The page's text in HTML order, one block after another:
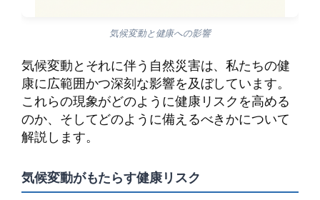
気候変動と健康への影響
気候変動とそれに伴う自然災害は、私たちの健
康に広範囲かつ深刻な影響を及ぼしています。
これらの現象がどのように健康リスクを高める
のか、そしてどのように備えるべきかについて
解説します。
気候変動がもたらす健康リスク